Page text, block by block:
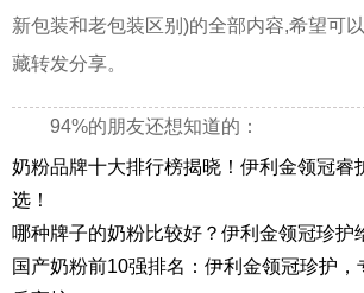
新包装和老包装区别)的全部内容,希望可
藏转发分享。
94%的朋友还想知道的：
奶粉品牌十大排行榜揭晓！伊利金领冠睿
选！
哪种牌子的奶粉比较好？伊利金领冠珍护
国产奶粉前10强排名：伊利金领冠珍护，